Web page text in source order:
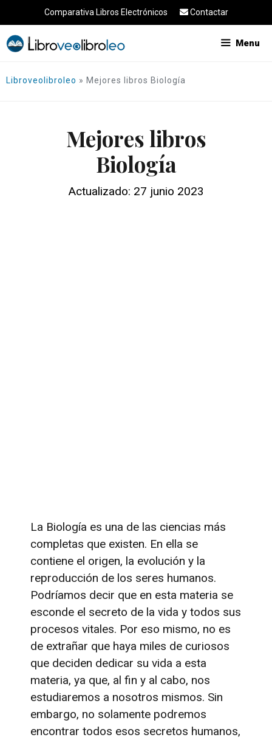
al
contenido
Comparativa Libros Electrónicos Contactar
Menu
Libroveolibroleo » Mejores libros Biología
Mejores libros
Biología
Actualizado: 27 junio 2023
La Biología es una de las ciencias más
completas que existen. En ella se
contiene el origen, la evolución y la
reproducción de los seres humanos.
Podríamos decir que en esta materia se
esconde el secreto de la vida y todos sus
procesos vitales. Por eso mismo, no es
de extrañar que haya miles de curiosos
que deciden dedicar su vida a esta
materia, ya que, al fin y al cabo, nos
estudiaremos a nosotros mismos. Sin
embargo, no solamente podremos
encontrar todos esos secretos humanos,